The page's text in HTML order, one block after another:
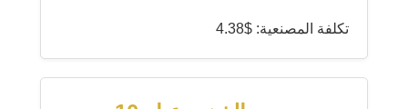
تكلفة المصنعية: $4.38